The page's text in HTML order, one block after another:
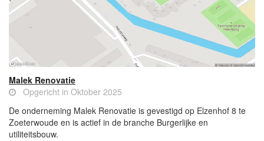
Malek Renovatie
Opgericht in Oktober 2025
De onderneming Malek Renovatie is gevestigd op Elzenhof 8 te
Zoeterwoude en is actief in de branche Burgerlijke en
utiliteitsbouw.